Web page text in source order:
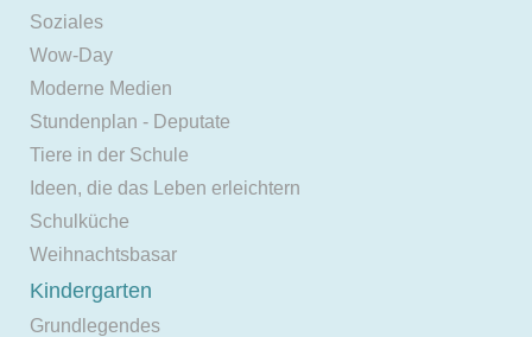
Soziales
Wow-Day
Moderne Medien
Stundenplan - Deputate
Tiere in der Schule
Ideen, die das Leben erleichtern
Schulküche
Weihnachtsbasar
Kindergarten
Grundlegendes